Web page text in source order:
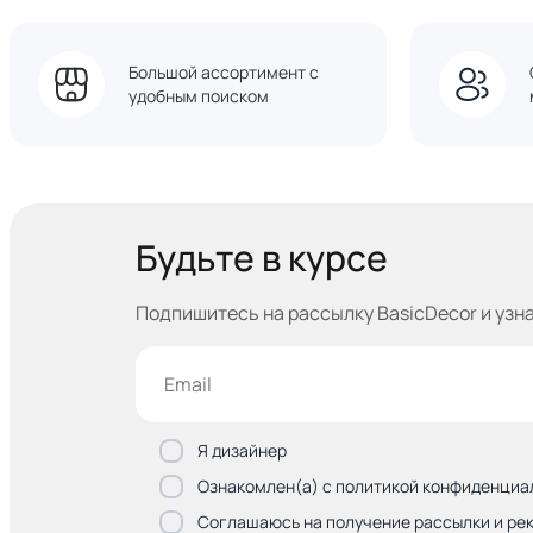
Большой ассортимент с
удобным поиском
Будьте в курсе
Подпишитесь на рассылку BasicDecor и
Я дизайнер
Ознакомлен(а) с политикой
Соглашаюсь на получение рассылки и